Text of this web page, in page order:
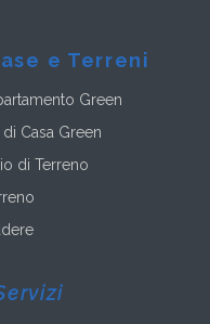
e Terreni
Green
Casa Green
di Terreno